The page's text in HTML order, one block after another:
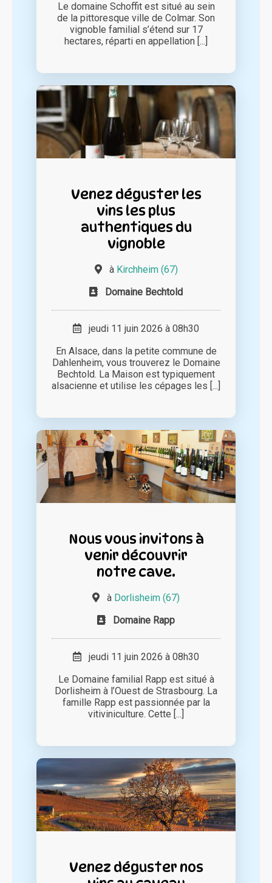
Le domaine Schoffit est situé au sein
de la pittoresque ville de Colmar. Son
vignoble familial s’étend sur 17
hectares, réparti en appellation [...]
Venez déguster les
vins les plus
authentiques du
vignoble
à Kirchheim (67)
Domaine Bechtold
jeudi 11 juin 2026 à 08h30
En Alsace, dans la petite commune de
Dahlenheim, vous trouverez le Domaine
Bechtold. La Maison est typiquement
alsacienne et utilise les cépages les [...]
Nous vous invitons à
venir découvrir
notre cave.
à Dorlisheim (67)
Domaine Rapp
jeudi 11 juin 2026 à 08h30
Le Domaine familial Rapp est situé à
Dorlisheim à l’Ouest de Strasbourg. La
famille Rapp est passionnée par la
vitiviniculture. Cette [...]
Venez déguster nos